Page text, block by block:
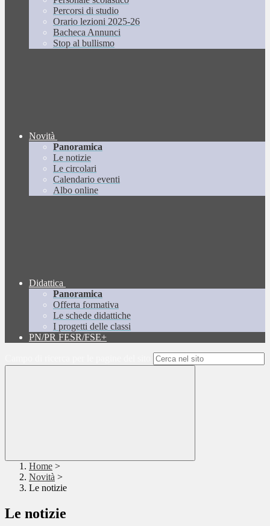
Percorsi di studio
Orario lezioni 2025-26
Bacheca Annunci
Stop al bullismo
Novità
Panoramica
Le notizie
Le circolari
Calendario eventi
Albo online
Didattica
Panoramica
Offerta formativa
Le schede didattiche
I progetti delle classi
PN/PR FESR/FSE+
Home >
Novità >
Le notizie
Le notizie